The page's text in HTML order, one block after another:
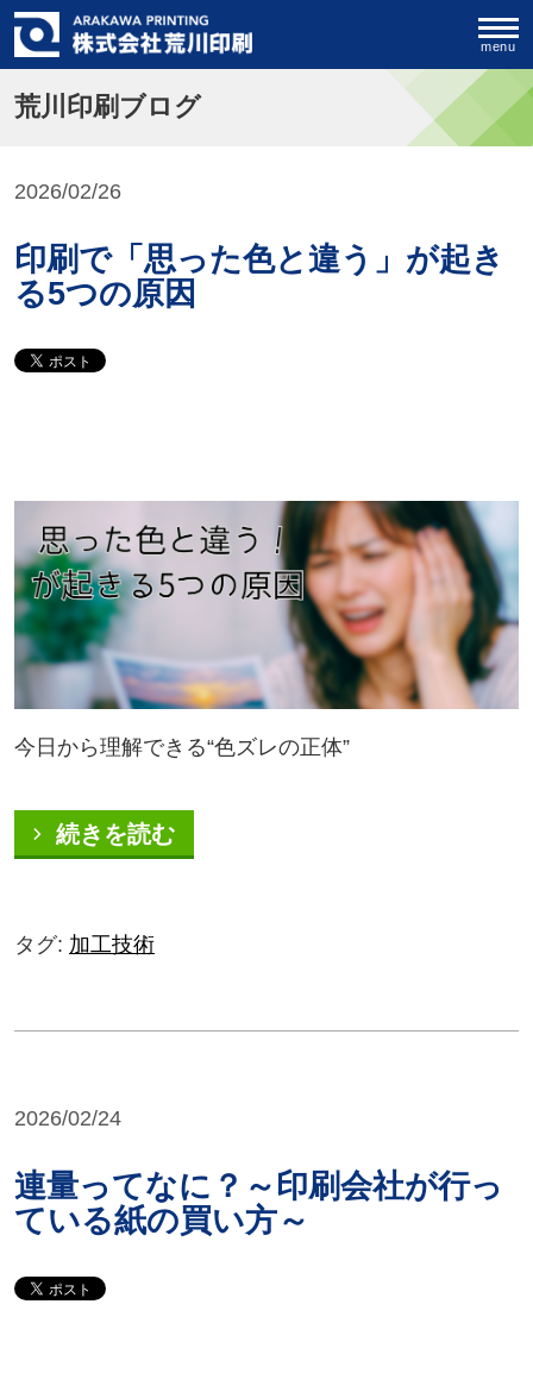
menu
荒川印刷ブログ
2026/02/26
印刷で「思った色と違う」が起き
る5つの原因
今日から理解できる“色ズレの正体”
続きを読む
タグ: 加工技術
2026/02/24
連量ってなに？～印刷会社が行っ
ている紙の買い方～